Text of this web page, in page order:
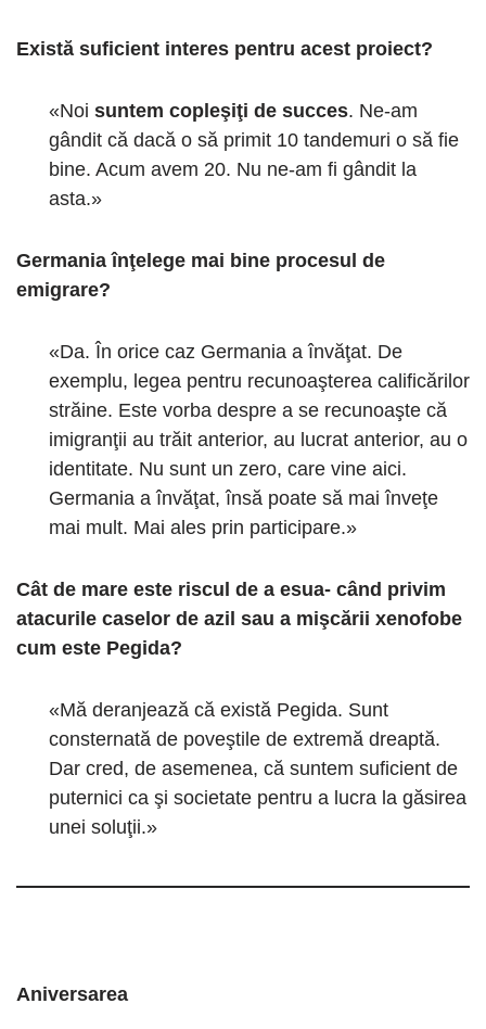
Există suficient interes pentru acest proiect?
«Noi suntem copleşiţi de succes. Ne-am
gândit că dacă o să primit 10 tandemuri o să fie
bine. Acum avem 20. Nu ne-am fi gândit la
asta.»
Germania înţelege mai bine procesul de
emigrare?
«Da. În orice caz Germania a învăţat. De
exemplu, legea pentru recunoaşterea calificărilor
străine. Este vorba despre a se recunoaşte că
imigranţii au trăit anterior, au lucrat anterior, au o
identitate. Nu sunt un zero, care vine aici.
Germania a învăţat, însă poate să mai înveţe
mai mult. Mai ales prin participare.»
Cât de mare este riscul de a esua- când privim
atacurile caselor de azil sau a mişcării xenofobe
cum este Pegida?
«Mă deranjează că există Pegida. Sunt
consternată de poveştile de extremă dreaptă.
Dar cred, de asemenea, că suntem suficient de
puternici ca şi societate pentru a lucra la găsirea
unei soluţii.»
Aniversarea